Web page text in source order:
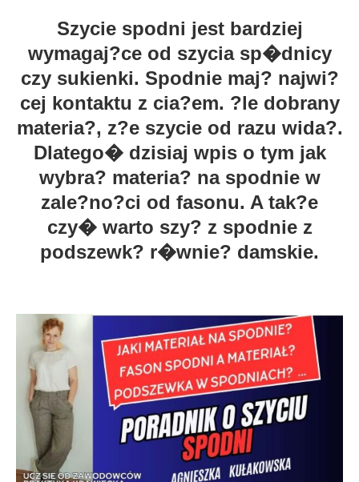
Szycie spodni jest bardziej
wymagaj?ce od szycia sp�dnicy
czy sukienki. Spodnie maj? najwi?
cej kontaktu z cia?em. ?le dobrany
materia?, z?e szycie od razu wida?.
Dlatego� dzisiaj wpis o tym jak
wybra? materia? na spodnie w
zale?no?ci od fasonu. A tak?e
czy� warto szy? z spodnie z
podszewk? r�wnie? damskie.